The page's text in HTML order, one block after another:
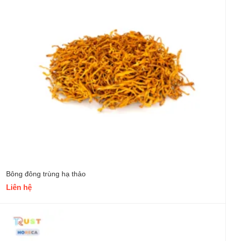
Bông đông trùng hạ thảo
Liên hệ